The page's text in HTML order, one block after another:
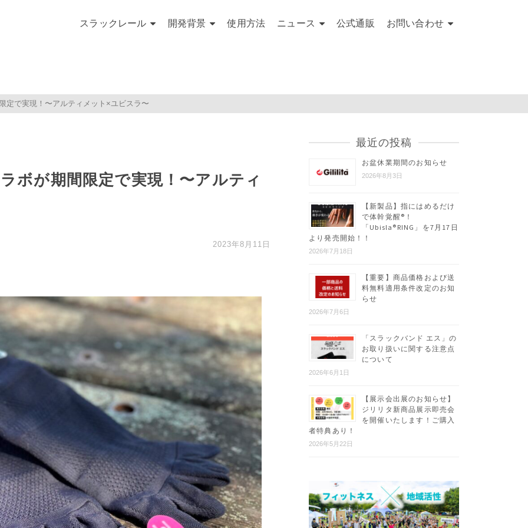
スラックレール 開発背景 使用方法 ニュース 公式通販 お問い合わせ
定で実現！〜アルティメット×ユビスラ〜
ボが期間限定で実現！〜アルティ
2023年8月11日
最近の投稿
お盆休業期間のお知らせ
2026年8月3日
【新製品】指にはめるだけ
で体幹覚醒®︎！
「Ubisla®︎RING」を7月17日
より発売開始！！
2026年7月18日
【重要】商品価格および送
料無料適用条件改定のお知
らせ
2026年7月6日
「スラックバンド エス」の
お取り扱いに関する注意点
について
2026年6月1日
【展示会出展のお知らせ】
ジリリタ新商品展示即売会
を開催いたします！ご購入
者特典あり！
2026年5月22日